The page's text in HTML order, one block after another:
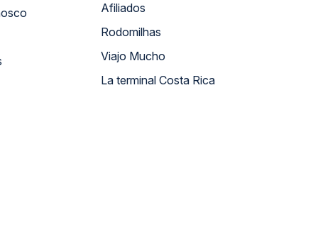
Afiliados
Rodomilhas
Viajo Mucho
La terminal Costa Rica